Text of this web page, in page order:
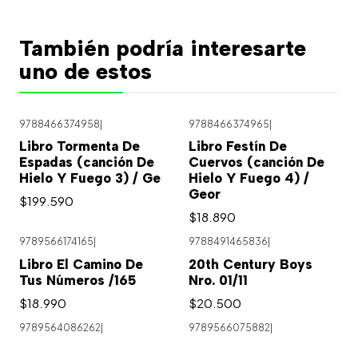
También podría interesarte
uno de estos
9788466374958
Libro Tormenta De
Espadas (canción De
Hielo Y Fuego 3) / Ge
$199.590
9788466374965
Libro Festín De
Cuervos (canción De
Hielo Y Fuego 4) /
Geor
$18.890
9789566174165
Libro El Camino De
Tus Números /165
$18.990
9788491465836
20th Century Boys
Nro. 01/11
$20.500
9789564086262 9789566075882